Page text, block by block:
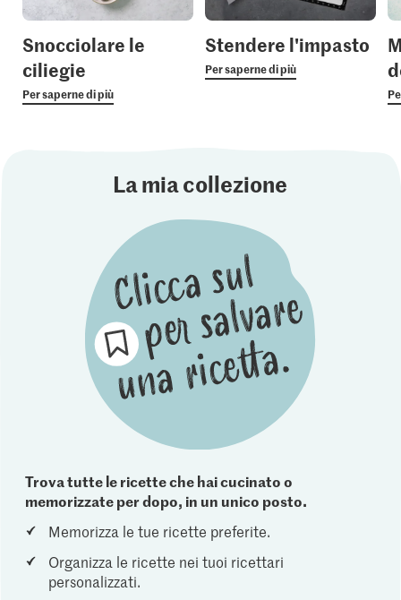
Snocciolare le
ciliegie
Per saperne di più
Stendere l'impasto
Per saperne di più
La mia collezione
Trova tutte le ricette che hai cucinato o
memorizzate per dopo, in un unico posto.
Memorizza le tue ricette preferite.
Organizza le ricette nei tuoi ricettari
personalizzati.